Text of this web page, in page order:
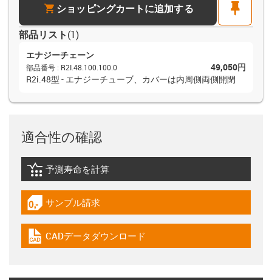
cartショッピングカートに追加する
pin
部品リスト(1)
エナジーチェーン
部品番号 : R2I.48.100.100.0
49,050円
R2i.48型 - エナジーチューブ、カバーは内周側両側開閉
適合性の確認
igus-icon-lebensdauerrechner
予測寿命を計算
igus-icon-gratismuster
サンプル請求
igus-icon-cad-dateien
CADデータダウンロード